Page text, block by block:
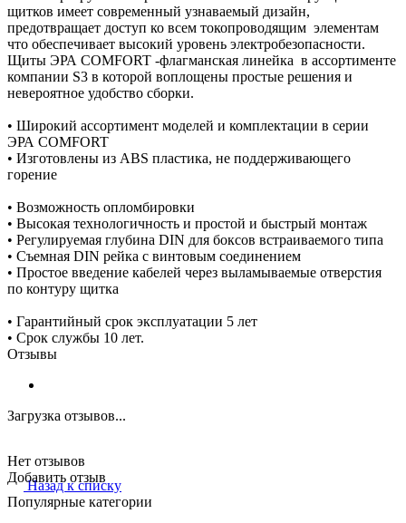
щитков имеет современный узнаваемый дизайн,
предотвращает доступ ко всем токопроводящим элементам
что обеспечивает высокий уровень электробезопасности.
Щиты ЭРА COMFORT -флагманская линейка в ассортименте
компании S3 в которой воплощены простые решения и
невероятное удобство сборки.
• Широкий ассортимент моделей и комплектации в серии
ЭРА COMFORT
• Изготовлены из ABS пластика, не поддерживающего
горение
• Возможность опломбировки
• Высокая технологичность и простой и быстрый монтаж
• Регулируемая глубина DIN для боксов встраиваемого типа
• Съемная DIN рейка с винтовым соединением
• Простое введение кабелей через выламываемые отверстия
по контуру щитка
• Гарантийный срок эксплуатации 5 лет
• Срок службы 10 лет.
Отзывы
Загрузка отзывов...
Нет отзывов
Добавить отзыв
Назад к списку
Популярные категории